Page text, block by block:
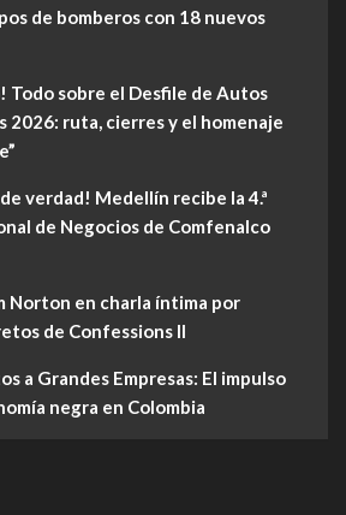
de bomberos con 18 nuevos
Todo sobre el Desfile de Autos
2026: ruta, cierres y el homenaje
verdad! Medellín recibe la 4.ª
de Negocios de Comfenalco
Norton en charla íntima por
de Confessions II
a Grandes Empresas: El impulso
negra en Colombia